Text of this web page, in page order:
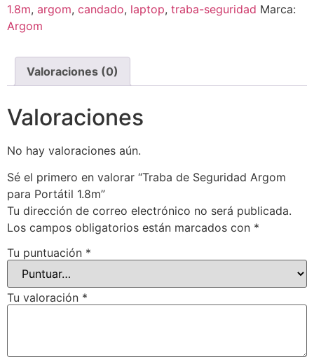
1.8m, argom, candado, laptop, traba-seguridad Marca:
Argom
Valoraciones (0)
Valoraciones
No hay valoraciones aún.
Sé el primero en valorar “Traba de Seguridad Argom
para Portátil 1.8m”
Tu dirección de correo electrónico no será publicada.
Los campos obligatorios están marcados con *
Tu puntuación *
Tu valoración *